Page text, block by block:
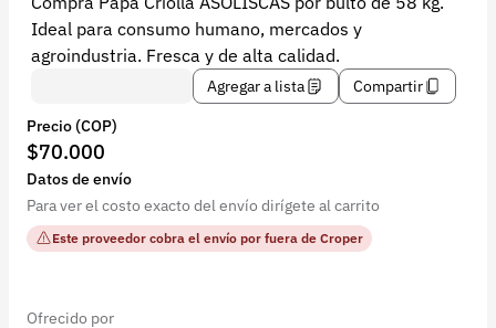
Ideal para consumo humano, mercados y
agroindustria. Fresca y de alta calidad.
Agregar a lista
Compartir
Precio (COP)
$70.000
Datos de envío
Para ver el costo exacto del envío dirígete al carrito
Este proveedor cobra el envío por fuera de Croper
Ofrecido por
+57 323 2931928
© 2026 Croper.com Todos los derechos reservados
Versión 5.45.0
Síguenos